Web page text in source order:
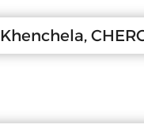
Khenchela,